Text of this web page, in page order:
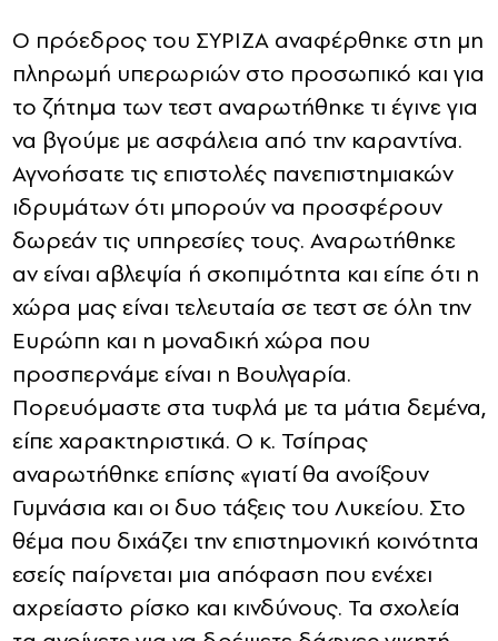
Ο πρόεδρος του ΣΥΡΙΖΑ αναφέρθηκε στη μη
πληρωμή υπερωριών στο προσωπικό και για
το ζήτημα των τεστ αναρωτήθηκε τι έγινε για
να βγούμε με ασφάλεια από την καραντίνα.
Αγνοήσατε τις επιστολές πανεπιστημιακών
ιδρυμάτων ότι μπορούν να προσφέρουν
δωρεάν τις υπηρεσίες τους. Αναρωτήθηκε
αν είναι αβλεψία ή σκοπιμότητα και είπε ότι η
χώρα μας είναι τελευταία σε τεστ σε όλη την
Ευρώπη και η μοναδική χώρα που
προσπερνάμε είναι η Βουλγαρία.
Πορευόμαστε στα τυφλά με τα μάτια δεμένα,
είπε χαρακτηριστικά. Ο κ. Τσίπρας
αναρωτήθηκε επίσης «γιατί θα ανοίξουν
Γυμνάσια και οι δυο τάξεις του Λυκείου. Στο
θέμα που διχάζει την επιστημονική κοινότητα
εσείς παίρνεται μια απόφαση που ενέχει
αχρείαστο ρίσκο και κινδύνους. Τα σχολεία